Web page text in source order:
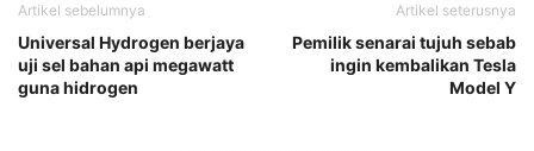
Artikel sebelumnya
Universal Hydrogen berjaya
uji sel bahan api megawatt
guna hidrogen
Artikel seterusnya
Pemilik senarai tujuh sebab
ingin kembalikan Tesla
Model Y